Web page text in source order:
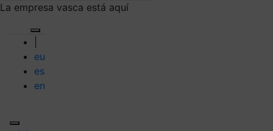
La empresa vasca está aquí
eu
es
en